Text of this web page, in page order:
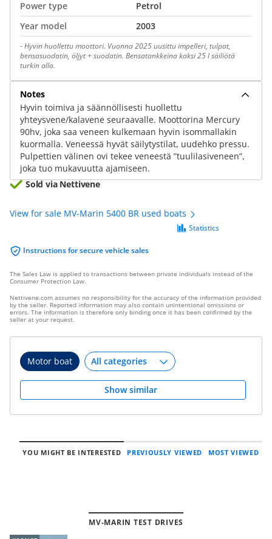
Power type
Petrol
Year model
2003
-Hyvin huollettu moottori. Vuonna 2025 uusittu impelleri, tulpat,
bensasuodatin, öljyt + suodatin. Bensatankkeina kaksi 25 l säiliötä
turkin alla.
Notes
Hyvin toimiva ja säännöllisesti huollettu
yhteysvene/kalavene seuraavalle. Moottorina Mercury
90hv, joka saa veneen kulkemaan hyvin isommallakin
kuormalla. Veneessä hyvät säilytystilat, uudehko pressu.
Pulpettien välinen ovi tekee veneestä ”tuulilasiveneen”,
joka tuo mukavuutta ajamiseen.
Sold via Nettivene
View for sale MV-Marin 5400 BR used boats
Instructions for secure vehicle sales
Statistics
The Sales Law is applied to transactions between private individuals instead of the
Consumer Protection Law.
Nettivene.com assumes no responsibility for the accuracy of the information provided
by the seller. Reported information may also contain unintentional omissions or
errors. The information is therefore only binding once it has been confirmed by the
seller at your request.
Motor boat
Show similar
YOU MIGHT BE INTERESTED PREVIOUSLY VIEWED MOST VIEWED
MV-MARIN TEST DRIVES